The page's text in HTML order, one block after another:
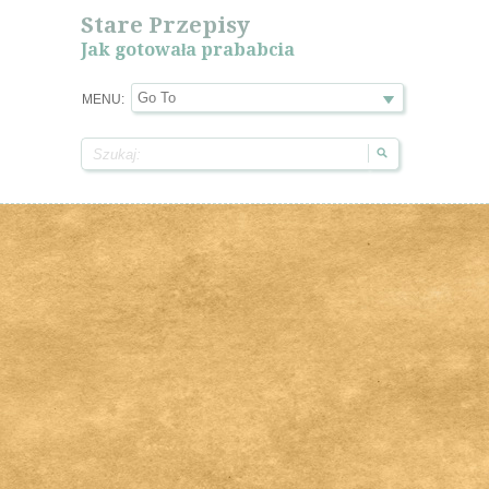
Stare Przepisy
Jak gotowała prababcia
MENU: